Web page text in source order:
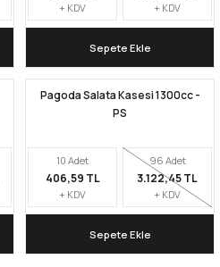
+ KDV + KDV
Sepete Ekle
Pagoda Salata Kasesi 1300cc -
PS
10 Adet
406,59 TL
+ KDV
96 Adet
3.122,45 TL
+ KDV
Sepete Ekle